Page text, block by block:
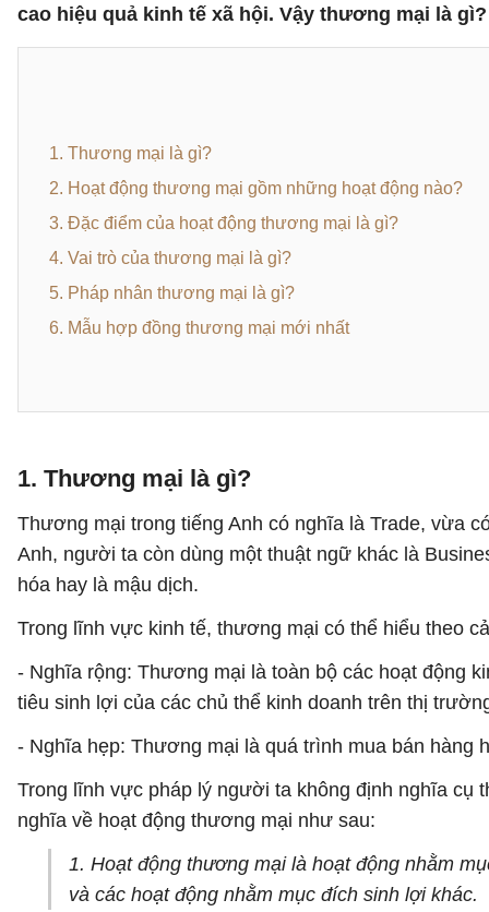
cao hiệu quả kinh tế xã hội. Vậy thương mại là
1. Thương mại là gì?
2. Hoạt động thương mại gồm những hoạt động nào?
3. Đặc điểm của hoạt động thương mại là gì?
4. Vai trò của thương mại là gì?
5. Pháp nhân thương mại là gì?
6. Mẫu hợp đồng thương mại mới nhất
1. Thương mại là gì?
Thương mại trong tiếng Anh có nghĩa là Trade, vừa
Anh, người ta còn dùng một thuật ngữ khác là
hóa hay là mậu dịch.
Trong lĩnh vực kinh tế, thương mại có thể hiểu theo
- Nghĩa rộng: Thương mại là toàn bộ các hoạt động
tiêu sinh lợi của các chủ thể kinh doanh trên thị
- Nghĩa hẹp: Thương mại là quá trình mua bán hàng
Trong lĩnh vực pháp lý người ta không định nghĩa cụ
nghĩa về hoạt động thương mại như sau:
1. Hoạt động thương mại là hoạt động nhằm
và các hoạt động nhằm mục đích sinh lợi khác.